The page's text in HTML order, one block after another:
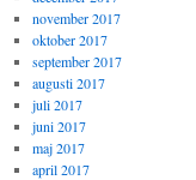
november 2017
oktober 2017
september 2017
augusti 2017
juli 2017
juni 2017
maj 2017
april 2017